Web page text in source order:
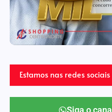
Estamos nas redes sociais
Siga o